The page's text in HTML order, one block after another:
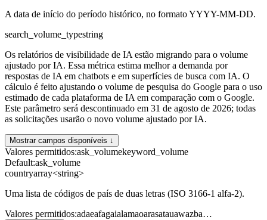
A data de início do período histórico, no formato YYYY-MM-DD.
search_volume_typestring
Os relatórios de visibilidade de IA estão migrando para o volume
ajustado por IA. Essa métrica estima melhor a demanda por
respostas de IA em chatbots e em superfícies de busca com IA. O
cálculo é feito ajustando o volume de pesquisa do Google para o uso
estimado de cada plataforma de IA em comparação com o Google.
Este parâmetro será descontinuado em 31 de agosto de 2026; todas
as solicitações usarão o novo volume ajustado por IA.
Mostrar campos disponíveis ↓
Valores permitidos:ask_volumekeyword_volume
Default:ask_volume
countryarray<string>
Uma lista de códigos de país de duas letras (ISO 3166-1 alfa-2).
Valores permitidos:adaeafagaialamaoarasatauawazba…